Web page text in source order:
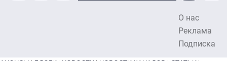
О нас
Реклама
Подписка